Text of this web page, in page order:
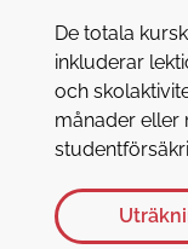
De totala
inkluderar
och
månader eller